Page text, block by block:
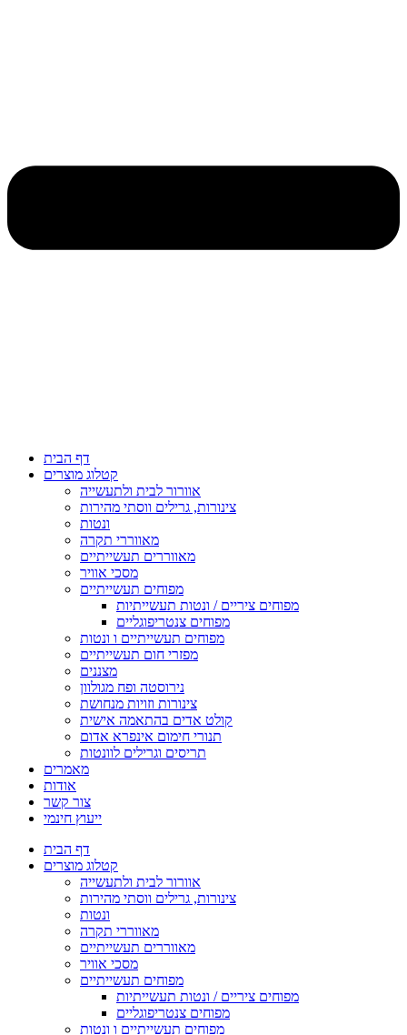
דף הבית
קטלוג מוצרים
אוורור לבית ולתעשייה
צינורות, גרילים ווסתי מהירות
ונטות
מאווררי תקרה
מאווררים תעשייתיים
מסכי אוויר
מפוחים תעשייתיים
מפוחים ציריים / ונטות תעשייתיות
מפוחים צנטריפוגליים
מפוחים תעשייתיים ו ונטות
מפזרי חום תעשייתיים
מצננים
נירוסטה ופח מגולוון
צינורות וזויות מנחושת
קולט אדים בהתאמה אישית
תנורי חימום אינפרא אדום
תריסים וגרילים לוונטות
מאמרים
אודות
צור קשר
ייעוץ חינמי
דף הבית
קטלוג מוצרים
אוורור לבית ולתעשייה
צינורות, גרילים ווסתי מהירות
ונטות
מאווררי תקרה
מאווררים תעשייתיים
מסכי אוויר
מפוחים תעשייתיים
מפוחים ציריים / ונטות תעשייתיות
מפוחים צנטריפוגליים
מפוחים תעשייתיים ו ונטות